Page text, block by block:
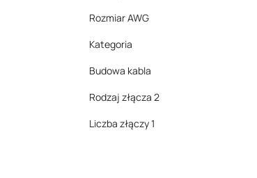
Rozmiar AWG
Kategoria
Budowa kabla
Rodzaj złącza 2
Liczba złączy 1